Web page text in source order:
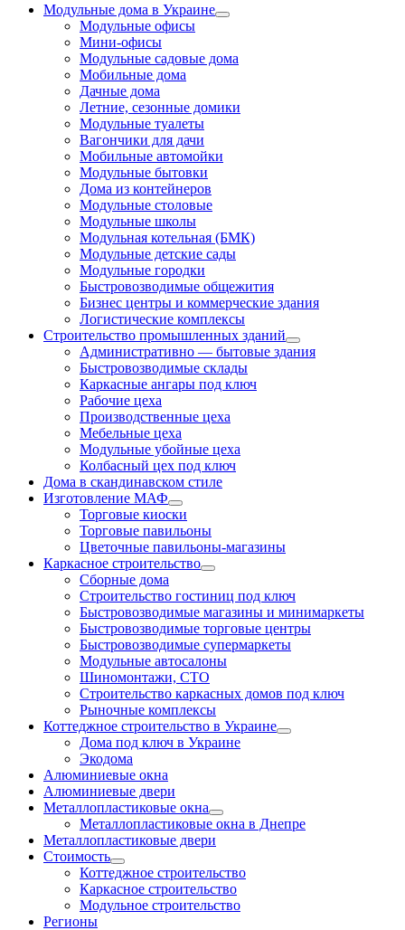
Модульные дома в Украине
Модульные офисы
Мини-офисы
Модульные садовые дома
Мобильные дома
Дачные дома
Летние, сезонные домики
Модульные туалеты
Вагончики для дачи
Мобильные автомойки
Модульные бытовки
Дома из контейнеров
Модульные столовые
Модульные школы
Модульная котельная (БМК)
Модульные детские сады
Модульные городки
Быстровозводимые общежития
Бизнес центры и коммерческие здания
Логистические комплексы
Строительство промышленных зданий
Административно — бытовые здания
Быстровозводимые склады
Каркасные ангары под ключ
Рабочие цеха
Производственные цеха
Мебельные цеха
Модульные убойные цеха
Колбасный цех под ключ
Дома в скандинавском стиле
Изготовление МАФ
Торговые киоски
Торговые павильоны
Цветочные павильоны-магазины
Каркасное строительство
Сборные дома
Строительство гостиниц под ключ
Быстровозводимые магазины и минимаркеты
Быстровозводимые торговые центры
Быстровозводимые супермаркеты
Модульные автосалоны
Шиномонтажи, СТО
Строительство каркасных домов под ключ
Рыночные комплексы
Коттеджное строительство в Украине
Дома под ключ в Украине
Экодома
Алюминиевые окна
Алюминиевые двери
Металлопластиковые окна
Металлопластиковые окна в Днепре
Металлопластиковые двери
Стоимость
Коттеджное строительство
Каркасное строительство
Модульное строительство
Регионы